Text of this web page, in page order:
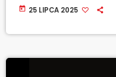
Światowego Dnia Dziadków
today 25 LIPCA 2025